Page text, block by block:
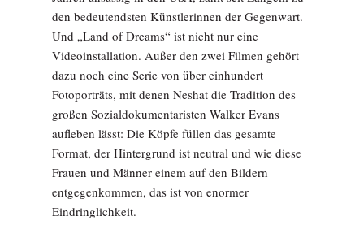
den bedeutendsten Künstlerinnen der Gegenwart.
Und „Land of Dreams“ ist nicht nur eine
Videoinstallation. Außer den zwei Filmen gehört
dazu noch eine Serie von über einhundert
Fotoporträts, mit denen Neshat die Tradition des
großen Sozialdokumentaristen Walker Evans
aufleben lässt: Die Köpfe füllen das gesamte
Format, der Hintergrund ist neutral und wie diese
Frauen und Männer einem auf den Bildern
entgegenkommen, das ist von enormer
Eindringlichkeit.